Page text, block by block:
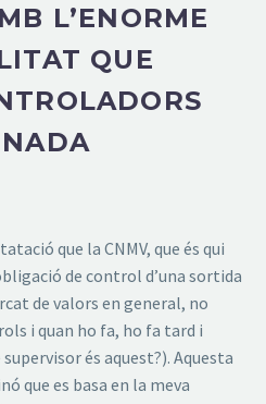
L’ENORME
QUE
que la CNMV, que és qui
de control d’una sortida
de valors en general, no
i quan ho fa, ho fa tard i
és aquest?). Aquesta
que es basa en la meva